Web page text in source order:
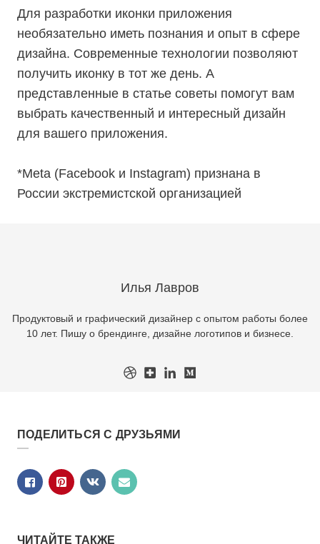
Для разработки иконки приложения
необязательно иметь познания и опыт в сфере
дизайна. Современные технологии позволяют
получить иконку в тот же день. А
представленные в статье советы помогут вам
выбрать качественный и интересный дизайн
для вашего приложения.
*Meta (Facebook и Instagram) признана в
России экстремистской организацией
Илья Лавров
Продуктовый и графический дизайнер с опытом работы более
10 лет. Пишу о брендинге, дизайне логотипов и бизнесе.
ПОДЕЛИТЬСЯ С ДРУЗЬЯМИ
ЧИТАЙТЕ ТАКЖЕ